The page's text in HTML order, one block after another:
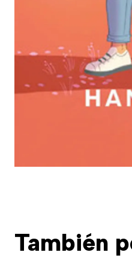
También